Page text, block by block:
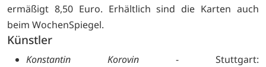
ermäßigt 8,50 Euro. Erhältlich sind die Karten auch
beim WochenSpiegel.
Künstler
Konstantin Korovin - Stuttgart: